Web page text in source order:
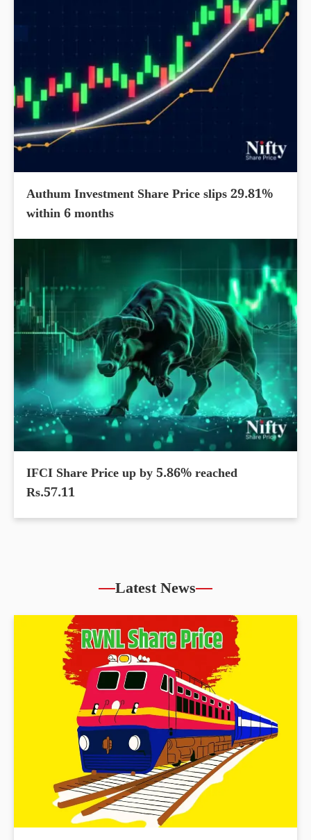
Authum Investment Share Price slips 29.81%
within 6 months
IFCI Share Price up by 5.86% reached
Rs.57.11
Latest News